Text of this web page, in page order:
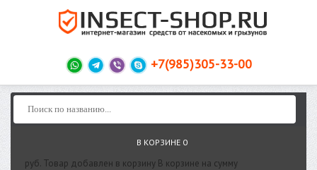
+7(985)305-33-00
В КОРЗИНЕ 0
руб. Товар добавлен в корзину В корзине на сумму